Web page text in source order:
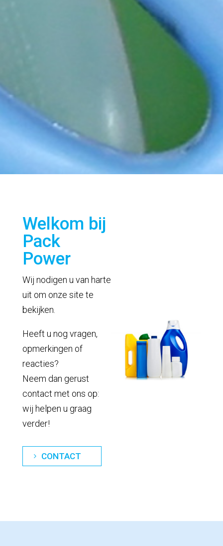
Welkom bij
Pack
Power
Wij nodigen u van harte
uit om onze site te
bekijken.
Heeft u nog vragen,
opmerkingen of
reacties?
Neem dan gerust
contact met ons op:
wij helpen u graag
verder!
CONTACT